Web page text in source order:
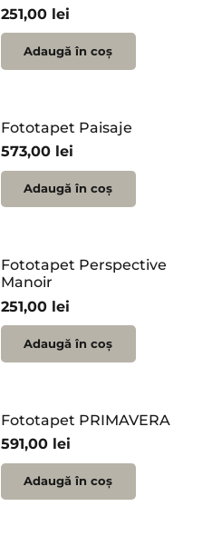
251,00 lei
Adaugă în coș
Fototapet Paisaje
573,00 lei
Adaugă în coș
Fototapet Perspective
Manoir
251,00 lei
Adaugă în coș
Fototapet PRIMAVERA
591,00 lei
Adaugă în coș